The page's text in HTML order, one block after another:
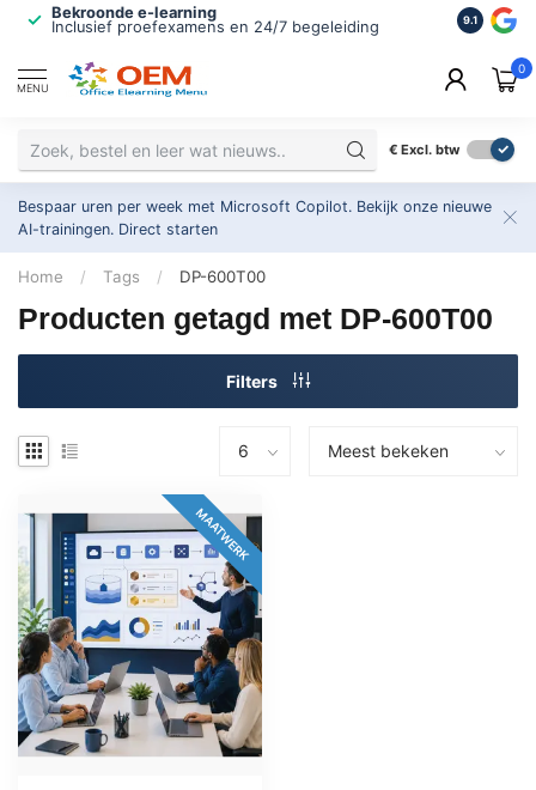
Bekroonde e-learning
Inclusief proefexamens en 24/7 begeleiding
ISO
2.500+
9.1
MENU
0
€ Excl. btw
Bespaar uren per week met Microsoft Copilot. Bekijk onze nieuwe
AI-trainingen. Direct starten
Home / Tags / DP-600T00
Producten getagd met DP-600T00
Filters
MAATWERK